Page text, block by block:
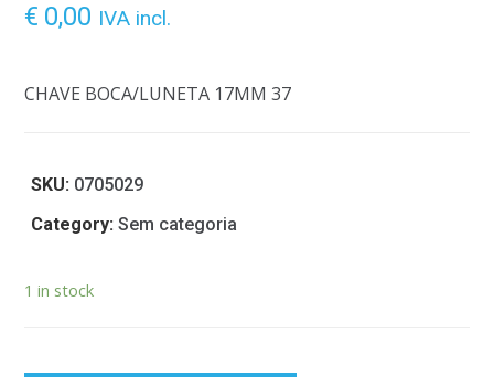
€ 0,00 IVA incl.
CHAVE BOCA/LUNETA 17MM 37
SKU: 0705029
Category:Sem categoria
1 in stock